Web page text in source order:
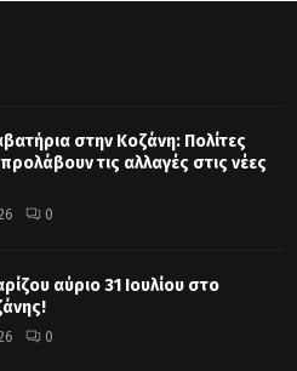
στην Κοζάνη: Πολίτες
τις αλλαγές στις νέες
0
αύριο 31 Ιουλίου στο
0